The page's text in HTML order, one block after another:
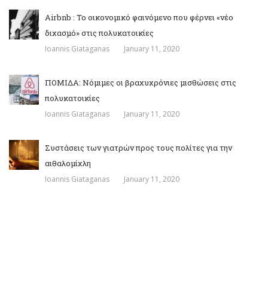
Airbnb : Το οικονομικό φαινόμενο που φέρνει «νέο
διχασμό» στις πολυκατοικίες
Ioannis Giataganas January 11, 2020
ΠΟΜΙΔΑ: Νόμιμες οι βραχυχρόνιες μισθώσεις στις
πολυκατοικίες
Ioannis Giataganas January 11, 2020
Συστάσεις των γιατρών προς τους πολίτες για την
αιθαλομίχλη
Ioannis Giataganas January 11, 2020